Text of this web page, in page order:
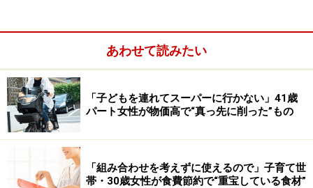
あわせて読みたい
「子どもを連れてスーパーに行かない」41歳
パート女性が物価高で“真っ先に削った”もの
「組み合わせを考えずに使えるので」子育て世
帯・30歳女性が食費節約で“重宝している食材”